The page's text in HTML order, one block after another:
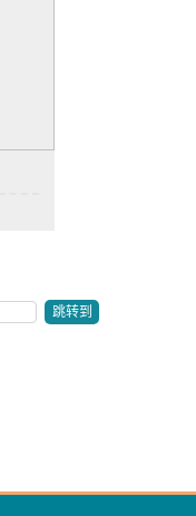
跳转到